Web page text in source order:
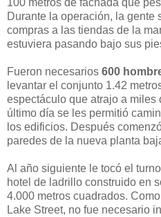
100 metros de fachada que
Durante la operación, la gente
compras a las tiendas de la
estuviera pasando bajo sus
Fueron necesarios 600
levantar el conjunto 1.42
espectáculo que atrajo a miles
último día se les permitió
los edificios. Después
paredes de la nueva planta
Al año siguiente le tocó el turno
hotel de ladrillo construido en
4.000 metros cuadrados.
Lake Street, no fue necesario